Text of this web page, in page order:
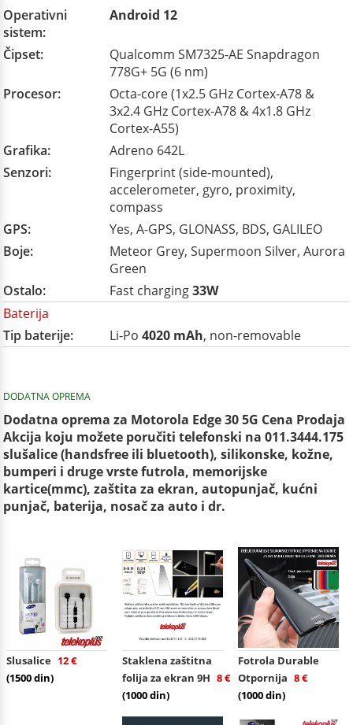
Operativni
sistem:
Android 12
Čipset:
Qualcomm SM7325-AE Snapdragon
778G+ 5G (6 nm)
Procesor:
Octa-core (1x2.5 GHz Cortex-A78 &
3x2.4 GHz Cortex-A78 & 4x1.8 GHz
Cortex-A55)
Grafika:
Adreno 642L
Senzori:
Fingerprint (side-mounted),
accelerometer, gyro, proximity,
compass
GPS:
Yes, A-GPS, GLONASS, BDS, GALILEO
Boje:
Meteor Grey, Supermoon Silver, Aurora
Green
Ostalo:
Fast charging33W
Baterija
Tip baterije:
Li-Po 4020 mAh, non-removable
DODATNA OPREMA
Dodatna oprema za Motorola Edge 30 5G Cena Prodaja
Akcija koju možete poručiti telefonski na 011.3444.175
slušalice (handsfree ili bluetooth), silikonske, kožne,
bumperi i druge vrste futrola, memorijske
kartice(mmc), zaštita za ekran, autopunjač, kućni
punjač, baterija, nosač za auto i dr.
Slusalice 12 €
(1500 din)
Staklena zaštitna
folija za ekran 9H 8 €
(1000 din)
Fotrola Durable
Otpornija 8 €
(1000 din)